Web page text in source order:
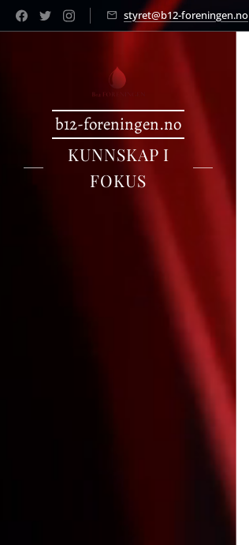
styret@b12-foreningen.no
b12-foreningen.no
KUNNSKAP I
FOKUS